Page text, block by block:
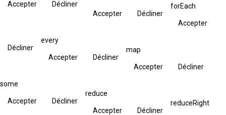
Accepter Décliner
Accepter Décliner
forEach
Accepter
Décliner
every
Accepter Décliner
map
Accepter Décliner
some
Accepter Décliner
reduce
Accepter Décliner
reduceRight